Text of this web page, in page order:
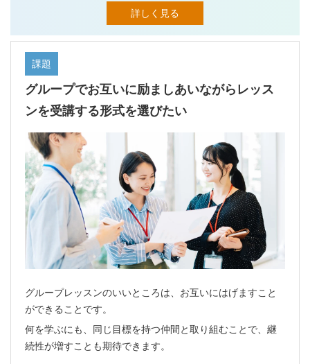
詳しく見る
課題
グループでお互いに励ましあいながらレッス
ンを受講する形式を選びたい
グループレッスンのいいところは、お互いにはげますこと
ができることです。
何を学ぶにも、同じ目標を持つ仲間と取り組むことで、継
続性が増すことも期待できます。